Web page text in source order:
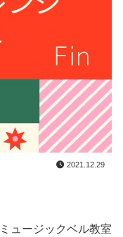
2021.12.29
ュージックベル教室